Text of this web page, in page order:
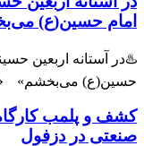
حسین(ع)
اربعین حسینی
می‌بخشم» 🔹در
و پلمب کارگاه
در دزفول